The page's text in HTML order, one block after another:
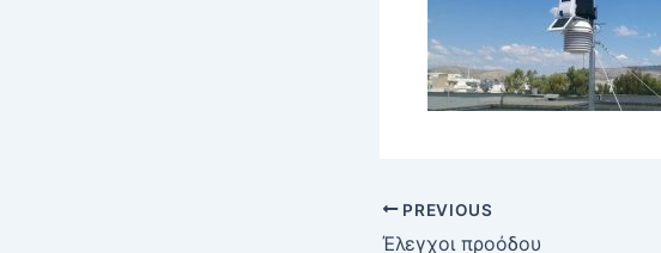
PREVIOUS
Έλεγχοι προόδου